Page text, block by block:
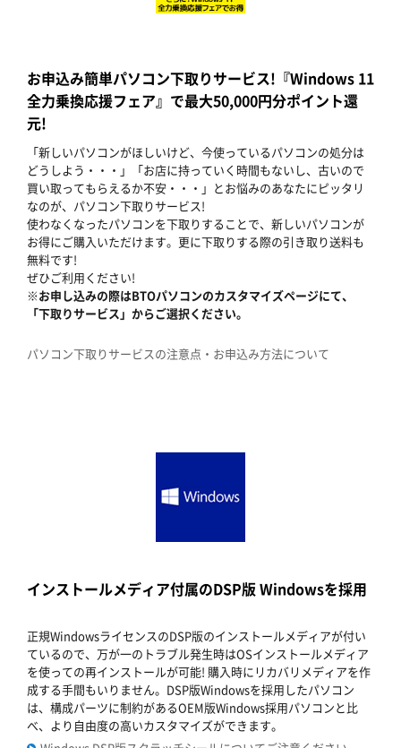
お申込み簡単パソコン下取りサービス!『Windows 11
全力乗換応援フェア』で最大50,000円分ポイント還
元!
「新しいパソコンがほしいけど、今使っているパソコンの処分は
どうしよう・・・」「お店に持っていく時間もないし、古いので
買い取ってもらえるか不安・・・」とお悩みのあなたにピッタリ
なのが、パソコン下取りサービス!
使わなくなったパソコンを下取りすることで、新しいパソコンが
お得にご購入いただけます。更に下取りする際の引き取り送料も
無料です!
ぜひご利用ください!
※お申し込みの際はBTOパソコンのカスタマイズページにて、
「下取りサービス」からご選択ください。
パソコン下取りサービスの注意点・お申込み方法について
インストールメディア付属のDSP版 Windowsを採用
正規WindowsライセンスのDSP版のインストールメディアが付い
ているので、万が一のトラブル発生時はOSインストールメディア
を使っての再インストールが可能! 購入時にリカバリメディアを作
成する手間もいりません。DSP版Windowsを採用したパソコン
は、構成パーツに制約があるOEM版Windows採用パソコンと比
べ、より自由度の高いカスタマイズができます。